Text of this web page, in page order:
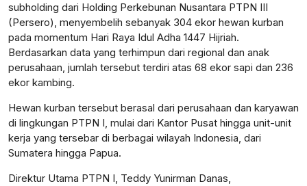
subholding dari Holding Perkebunan Nusantara PTPN III
(Persero), menyembelih sebanyak 304 ekor hewan kurban
pada momentum Hari Raya Idul Adha 1447 Hijriah.
Berdasarkan data yang terhimpun dari regional dan anak
perusahaan, jumlah tersebut terdiri atas 68 ekor sapi dan 236
ekor kambing.
Hewan kurban tersebut berasal dari perusahaan dan karyawan
di lingkungan PTPN I, mulai dari Kantor Pusat hingga unit-unit
kerja yang tersebar di berbagai wilayah Indonesia, dari
Sumatera hingga Papua.
Direktur Utama PTPN I, Teddy Yunirman Danas,